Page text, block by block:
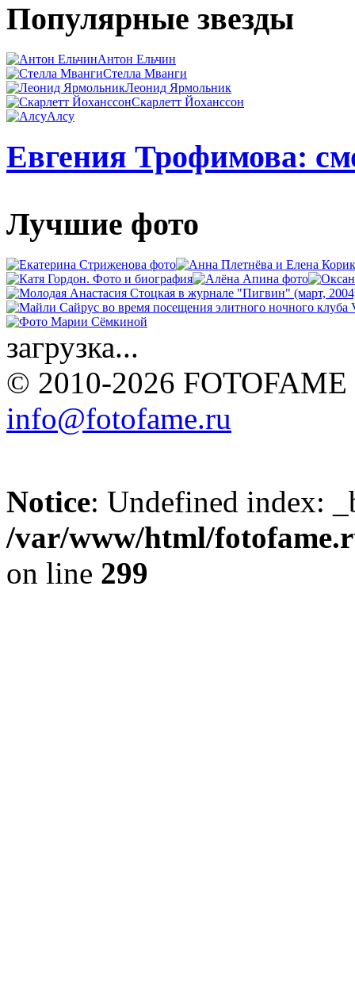
Популярные звезды
Антон Ельчин
Стелла Мванги
Леонид Ярмольник
Скарлетт Йоханссон
Алсу
Евгения Трофимова:
Лучшие фото
загрузка...
© 2010-2026 FOTOFAME
info@fotofame.ru
Notice: Undefined index:
/var/www/html/
on line 299